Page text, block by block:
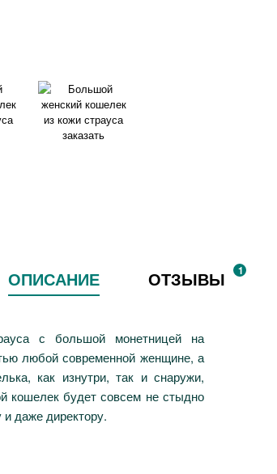
ОПИСАНИЕ ОТЗЫВЫ 1
с большой монетницей на
любой современной женщине, а
как изнутри, так и снаружи,
кошелек будет совсем не стыдно
и даже директору.